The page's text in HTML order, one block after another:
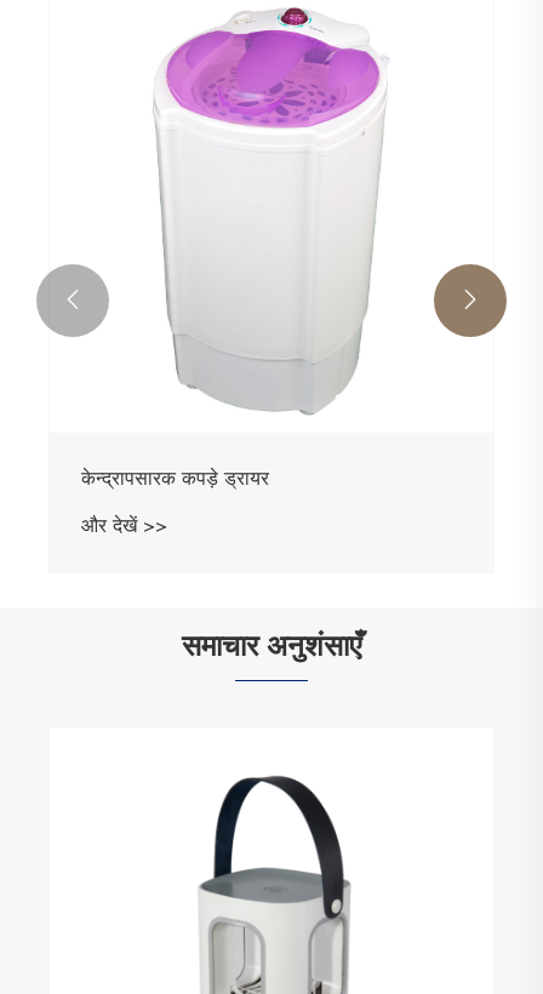
केन्द्रापसारक कपड़े ड्रायर
और देखें >>
 
समाचार अनुशंसाएँ